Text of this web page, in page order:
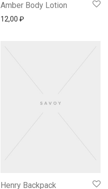
Amber Body Lotion
12,00 ₽
Henry Backpack